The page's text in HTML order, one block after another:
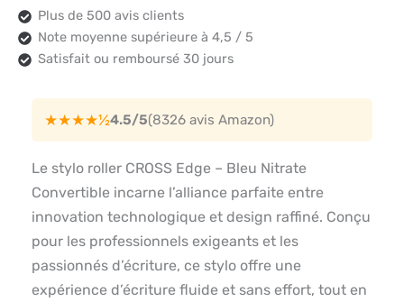
Plus de 500 avis clients
Note moyenne supérieure à 4,5 / 5
Satisfait ou remboursé 30 jours
★★★★½4.5/5(8326 avis Amazon)
Le stylo roller CROSS Edge – Bleu Nitrate
Convertible incarne l’alliance parfaite entre
innovation technologique et design raffiné. Conçu
pour les professionnels exigeants et les
passionnés d’écriture, ce stylo offre une
expérience d’écriture fluide et sans effort, tout en